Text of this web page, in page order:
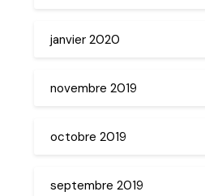
janvier 2020
novembre 2019
octobre 2019
septembre 2019